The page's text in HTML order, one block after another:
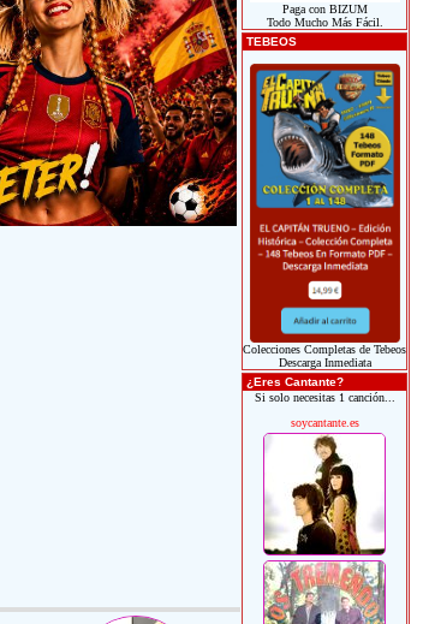
Paga con BIZUM
Todo Mucho Más Fácil.
TEBEOS
Colecciones Completas de Tebeos
Descarga Inmediata
¿Eres Cantante?
Si solo necesitas 1 canción...
soycantante.es